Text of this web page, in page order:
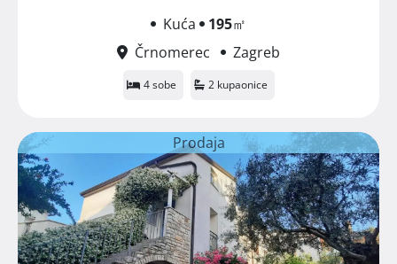
Kuća 195㎡
Črnomerec
Zagreb
4 sobe 2 kupaonice
Prodaja